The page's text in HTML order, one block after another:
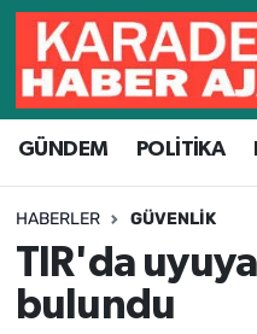
GÜNDEM POLİTİKA
HABERLER GÜVENLIK
TIR'da
bulundu
Hava Durumu
Trafik Durumu
Süper Lig Puan
Tüm Manşetler